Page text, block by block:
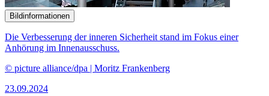
Bildinformationen
Die Verbesserung der inneren Sicherheit stand im Fokus einer
Anhörung im Innenausschuss.
© picture alliance/dpa | Moritz Frankenberg
23.09.2024